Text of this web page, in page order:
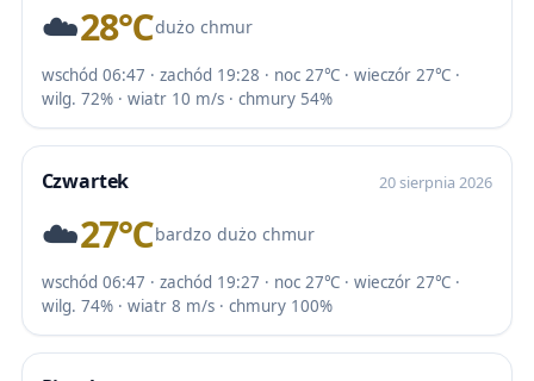
☁️28℃dużo chmur
wschód 06:47 · zachód 19:28 · noc 27℃ · wieczór 27℃ ·
wilg. 72% · wiatr 10 m/s · chmury 54%
Czwartek 20 sierpnia 2026
☁️27℃bardzo dużo chmur
wschód 06:47 · zachód 19:27 · noc 27℃ · wieczór 27℃ ·
wilg. 74% · wiatr 8 m/s · chmury 100%